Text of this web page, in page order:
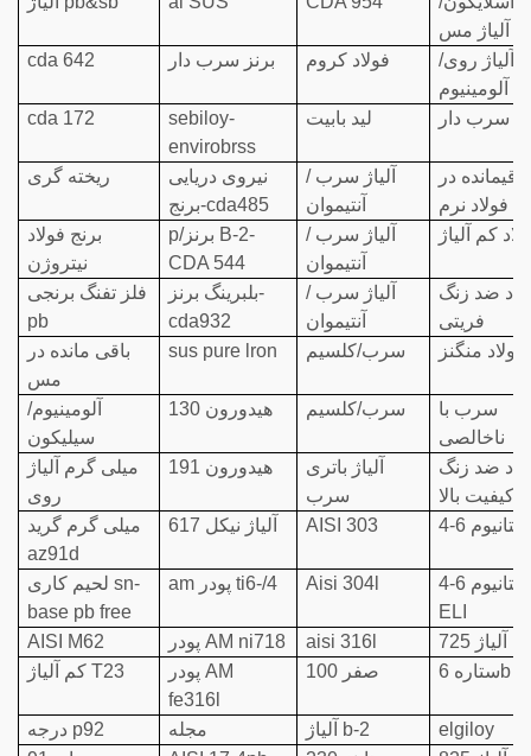
آلیاژ مس
cda 642
برنز سرب دار فولاد کروم
آلیاژ روی/
آلومینیوم
cda 172
sebiloy-
envirobrss
لید بابیت سرب دار
ریخته گری
نیروی دریایی
برنج-cda485
آلیاژ سرب /
آنتیموان
باقیمانده در
فولاد نرم
برنج فولاد
نیتروژن
p/برنز B-2-
CDA 544
آلیاژ سرب /
آنتیموان
کم آلیاژ
فلز تفنگ برنجی
pb
بلبرینگ برنز-
cda932
آلیاژ سرب /
آنتیموان
ضد زنگ
فریتی
باقی مانده در
مس
sus pure lron سرب/کلسیم فولاد منگنز
آلومینیوم/
سیلیکون
هیدورون 130 سرب/کلسیم
سرب با
ناخالصی
میلی گرم آلیاژ
روی
هیدورون 191
آلیاژ باتری
سرب
ضد زنگ
با کیفیت بالا
میلی گرم گرید
az91d
آلیاژ نیکل 617 AISI 303 تیتانیوم 6-4
لحیم کاری sn-
base pb free
am پودر ti6-/4 Aisi 304l
تیتانیوم 6-4
ELI
AISI M62
پودر AM ni718 aisi 316l
آلیاژ 725
کم آلیاژ T23
پودر AM
fe316l
صفر 100 ستاره 6b
درجه p92 مجله آلیاژ b-2
elgiloy